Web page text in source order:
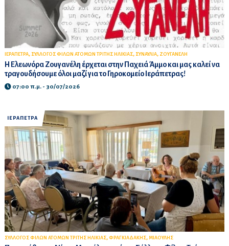
ΙΕΡΑΠΕΤΡΑ, ΣΥΛΛΟΓΟΣ ΦΙΛΩΝ ΑΤΟΜΩΝ ΤΡΙΤΗΣ ΗΛΙΚΙΑΣ, ΣΥΝΑΥΛΙΑ, ΖΟΥΓΑΝΕΛΗ
Η Ελεωνόρα Ζουγανέλη έρχεται στην Παχειά Άμμο και μας καλεί να
τραγουδήσουμε όλοι μαζί για το Γηροκομείο Ιεράπετρας!
07:00 π.μ. - 30/07/2026
ΙΕΡΑΠΕΤΡΑ
ΣΥΛΛΟΓΟΣ ΦΙΛΩΝ ΑΤΟΜΩΝ ΤΡΙΤΗΣ ΗΛΙΚΙΑΣ, ΦΡΑΓΚΙΑΔΑΚΗΣ, ΜΙΑΟΥΛΗΣ